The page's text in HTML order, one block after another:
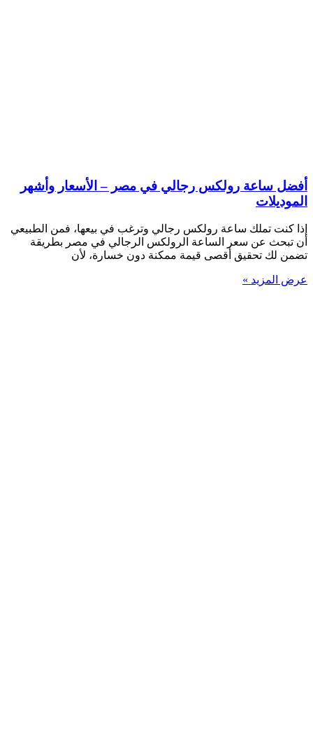
أفضل ساعة رولكس رجالي في مصر – الأسعار وأشهر
الموديلات
إذا كنت تملك ساعة رولكس رجالي وترغب في بيعها، فمن الطبيعي
أن تبحث عن سعر الساعة الرولكس الرجالي في مصر بطريقة
تضمن لك تحقيق أقصى قيمة ممكنة دون خسارة، لأن
عرض المزيد »